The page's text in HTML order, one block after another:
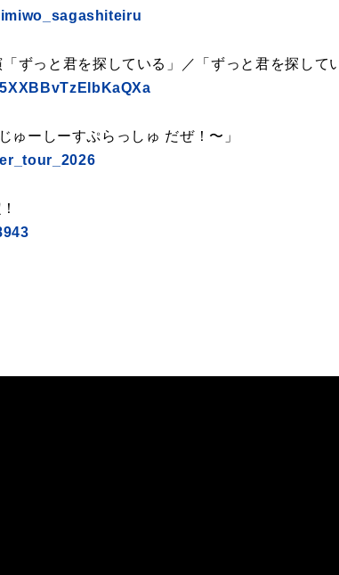
ずっと君を探している」／「ずっと君を探して
ーしーすぷらっしゅ だぜ！〜」